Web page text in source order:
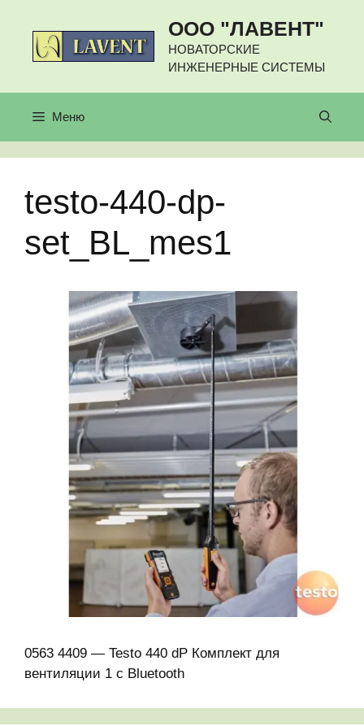
содержимому
ООО "ЛАВЕНТ"
НОВАТОРСКИЕ
ИНЖЕНЕРНЫЕ СИСТЕМЫ
Меню
testo-440-dp-
set_BL_mes1
0563 4409 — Testo 440 dP Комплект для
вентиляции 1 с Bluetooth